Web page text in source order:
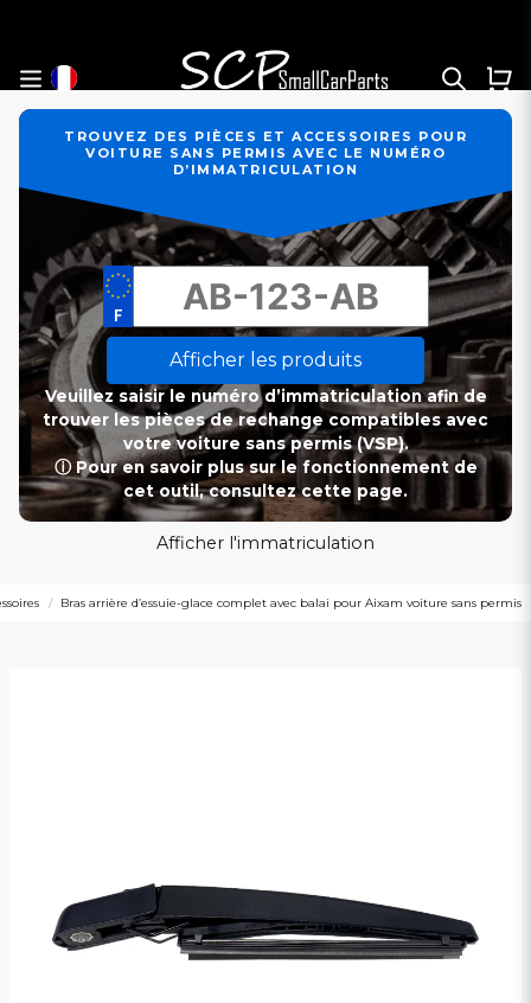
TROUVEZ DES PIÈCES ET ACCESSOIRES POUR
VOITURE SANS PERMIS AVEC LE NUMÉRO
D’IMMATRICULATION
Afficher les produits
Veuillez saisir le numéro d’immatriculation afin de
trouver les pièces de rechange compatibles avec
votre voiture sans permis (VSP).
ⓘ Pour en savoir plus sur le fonctionnement de
cet outil, consultez cette page.
Afficher l'immatriculation
Bras arrière d’essuie-glace complet avec balai pour Aixam voiture sans permis